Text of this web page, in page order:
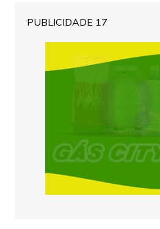
PUBLICIDADE 17